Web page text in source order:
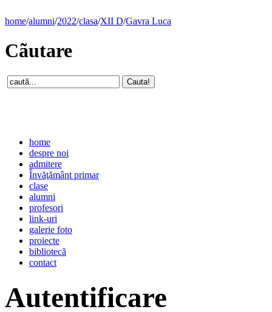
home/alumni/2022/clasa/XII D/Gavra Luca
Cãutare
home
despre noi
admitere
Învăţământ primar
clase
alumni
profesori
link-uri
galerie foto
proiecte
bibliotecă
contact
Autentificare